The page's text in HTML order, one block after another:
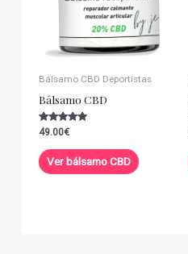
Bálsamo CBD Deportistas
Bálsamo CBD
Valorado con
de 5
49.00€
Ver bálsamo CBD